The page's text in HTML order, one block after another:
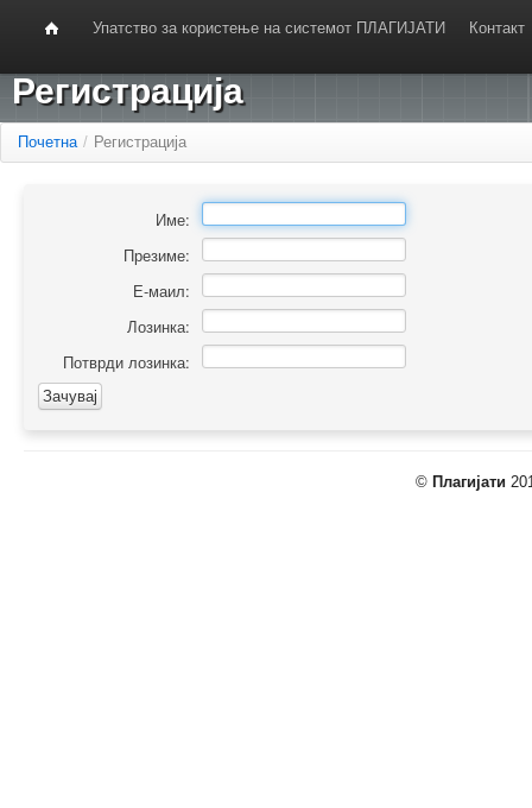
Упатство за користење на системот ПЛАГИЈАТИ Контакт
Регистрација
Почетна / Регистрација
Име:
Презиме:
Е-маил:
Лозинка:
Потврди лозинка:
© Плагијати